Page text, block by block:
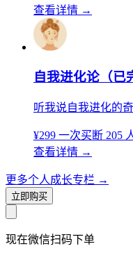
查看详情 →
自我进化论（已
听我说自我进化的
¥299 一次买断 205
查看详情 →
更多个人成长专栏 →
立即购买
现在微信扫码下单